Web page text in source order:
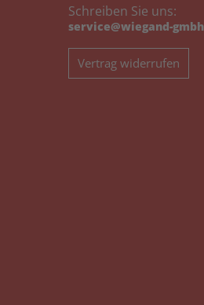
Schreiben Sie uns:
service@wiegand-
Vertrag widerrufen